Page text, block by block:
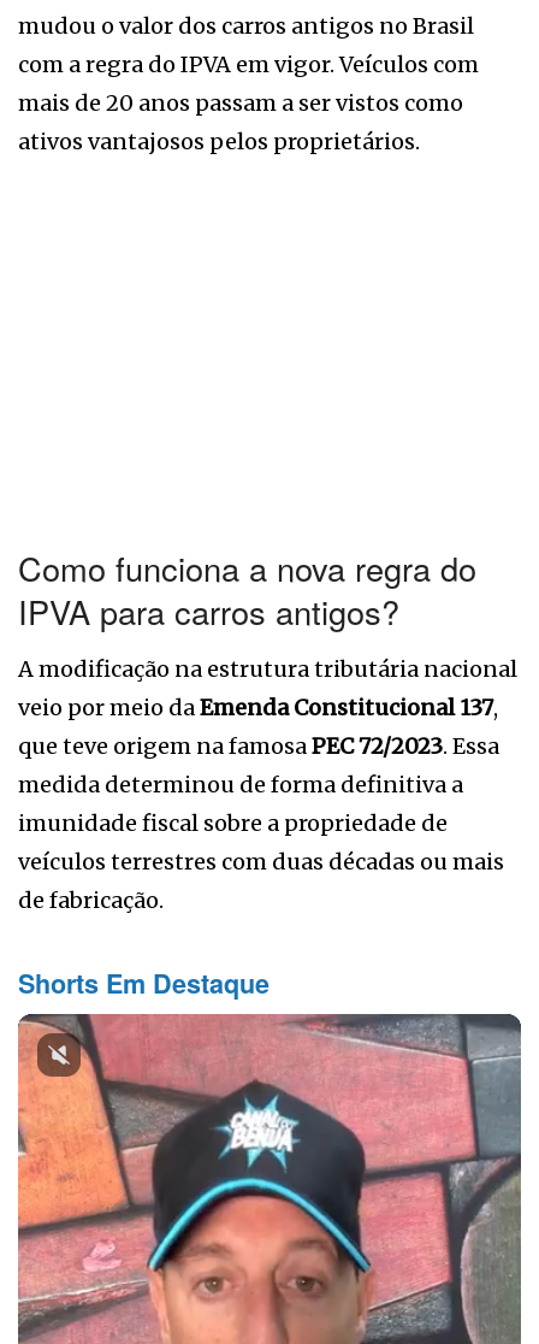
mudou o valor dos carros antigos no Brasil
com a regra do IPVA em vigor. Veículos com
mais de 20 anos passam a ser vistos como
ativos vantajosos pelos proprietários.
Como funciona a nova regra do
IPVA para carros antigos?
A modificação na estrutura tributária nacional
veio por meio daEmenda Constitucional 137,
que teve origem na famosaPEC 72/2023. Essa
medida determinou de forma definitiva a
imunidade fiscal sobre a propriedade de
veículos terrestres com duas décadas ou mais
de fabricação.
Shorts Em Destaque